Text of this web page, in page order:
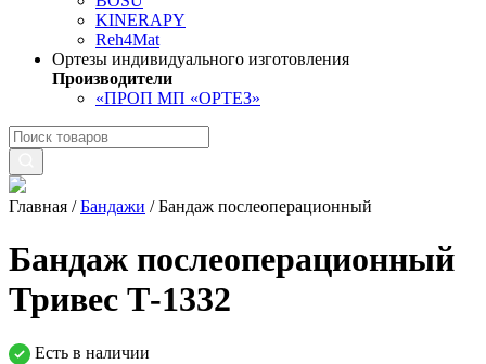
KINERAPY
Reh4Mat
Ортезы индивидуального изготовления
Производители
«ПРОП МП «ОРТЕЗ»
Главная /Бандажи /Бандаж послеоперационный
Бандаж послеоперационный
Тривес Т-1332
Есть в наличии